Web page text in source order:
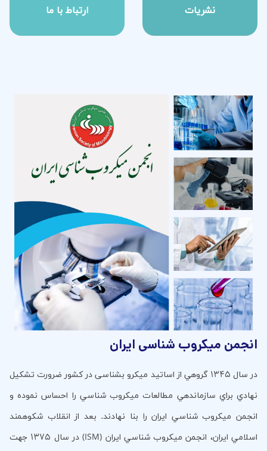
نشریات ارتباط با ما
انجمن ميكروب شناسی ايران
در سال 1345 گروهي از اساتيد ميكرو بشناسی در كشور ضرورت تشكيل
نهادي براي سازماندهي مطالعات ميكروب شناسي را احساس نموده و
انجمن ميكروب شناسي ايران را بنا نهادند. بعد از انقلاب شكوهمند
اسلامي ايران، انجمن ميكروب شناسي ايران (ISM) در سال 1375 جهت